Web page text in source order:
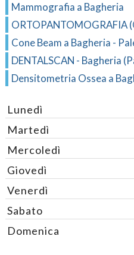
Mammografia a Bagheria
ORTOPANTOMOGRAFIA
Cone Beam a Bagheria -
DENTALSCAN - Bagheria
Densitometria Ossea a
Lunedì
Martedì
Mercoledì
Giovedì
Venerdì
Sabato
Domenica